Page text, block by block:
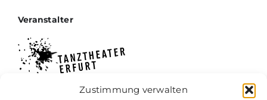
Zustimmung verwalten
Veranstalter